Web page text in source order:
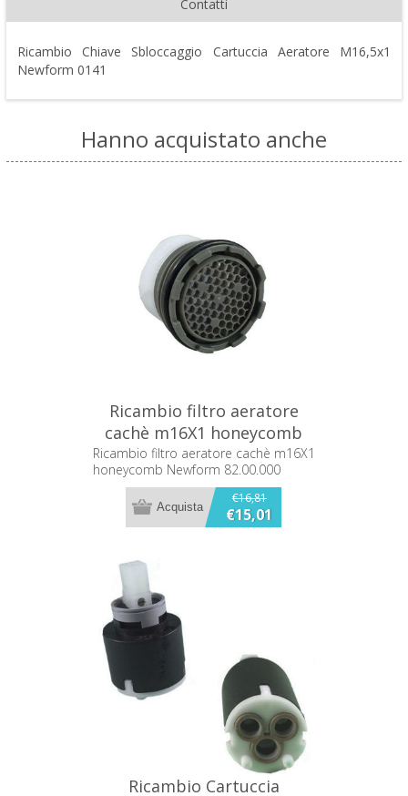
Contatti
Ricambio Chiave Sbloccaggio Cartuccia Aeratore M16,5x1
Newform 0141
Hanno acquistato anche
Ricambio filtro aeratore
cachè m16X1 honeycomb
Newform 82.00.000
Ricambio filtro aeratore cachè m16X1
honeycomb Newform 82.00.000
€16,81
€15,01
Ricambio Cartuccia